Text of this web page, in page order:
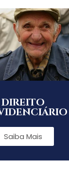
DIREITO
Saiba Mais